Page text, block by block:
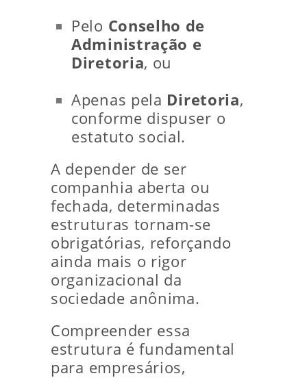
Pelo Conselho de
Administração e
Diretoria, ou
Apenas pela Diretoria,
conforme dispuser o
estatuto social.
A depender de ser
companhia aberta ou
fechada, determinadas
estruturas tornam-se
obrigatórias, reforçando
ainda mais o rigor
organizacional da
sociedade anônima.
Compreender essa
estrutura é fundamental
para empresários,